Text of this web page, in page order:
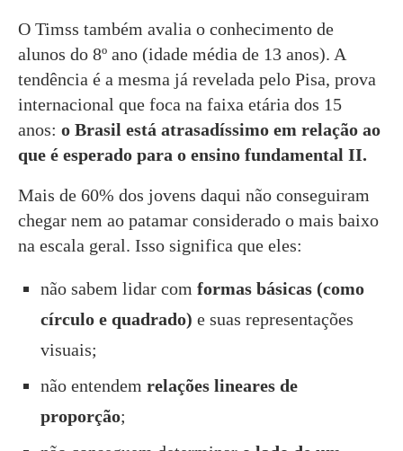
O Timss também avalia o conhecimento de
alunos do 8º ano (idade média de 13 anos). A
tendência é a mesma já revelada pelo Pisa, prova
internacional que foca na faixa etária dos 15
anos: o Brasil está atrasadíssimo em relação ao
que é esperado para o ensino fundamental II.
Mais de 60% dos jovens daqui não conseguiram
chegar nem ao patamar considerado o mais baixo
na escala geral. Isso significa que eles:
não sabem lidar com formas básicas (como
círculo e quadrado) e suas representações
visuais;
não entendem relações lineares de
proporção;